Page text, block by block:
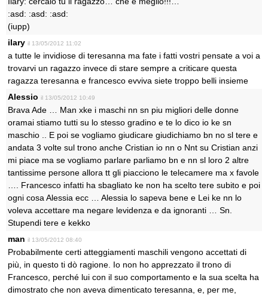
:asd: :asd: :asd:
(iupp)
ilary il 13/05/2012 11:02
a tutte le invidiose di teresanna ma fate i fatti vostri pensate a voi a
trovarvi un ragazzo invece di stare sempre a criticare questa
ragazza teresanna e francesco evviva siete troppo belli insieme
Alessio il 13/05/2012 10:49
Brava Ade … Man xke i maschi nn sn piu migliori delle donne
oramai stiamo tutti su lo stesso gradino e te lo dico io ke sn
maschio .. E poi se vogliamo giudicare giudichiamo bn no sl tere e
andata 3 volte sul trono anche Cristian io nn o Nnt su Cristian anzi
mi piace ma se vogliamo parlare parliamo bn e nn sl loro 2 altre
tantissime persone allora tt gli piacciono le telecamere ma x favole
…. Francesco infatti ha sbagliato ke non ha scelto tere subito e poi
ogni cosa Alessia ecc … Alessia lo sapeva bene e Lei ke nn lo
voleva accettare ma negare levidenza e da ignoranti … Sn.
Stupendi tere e kekko
man il 13/05/2012 08:40
Probabilmente certi atteggiamenti maschili vengono accettati di
più, in questo ti dò ragione. Io non ho apprezzato il trono di
Francesco, perché lui con il suo comportamento e la sua scelta ha
dimostrato che non aveva dimenticato teresanna, e, per me,